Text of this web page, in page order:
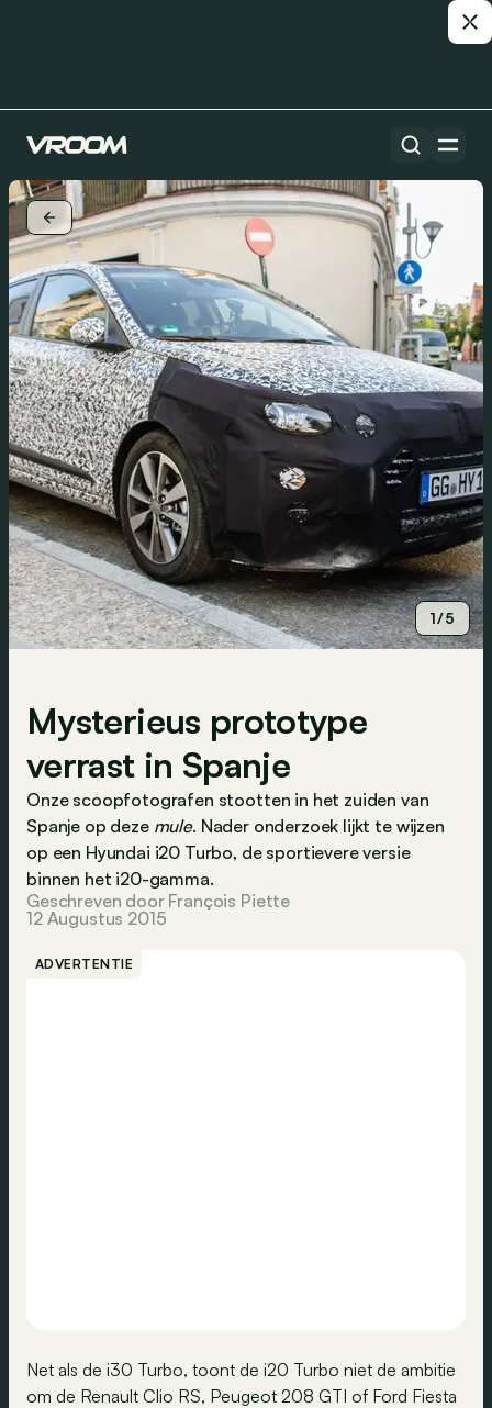
1/5
Mysterieus prototype
verrast in Spanje
Onze scoopfotografen stootten in het zuiden van
Spanje op deze mule. Nader onderzoek lijkt te wijzen
op een Hyundai i20 Turbo, de sportievere versie
binnen het i20-gamma.
Geschreven door François Piette
12 Augustus 2015
ADVERTENTIE
Net als de i30 Turbo, toont de i20 Turbo niet de ambitie
om de Renault Clio RS, Peugeot 208 GTI of Ford Fiesta